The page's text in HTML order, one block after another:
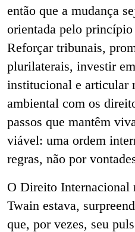
então que a mudança
orientada pelo
Reforçar tribunais,
plurilaterais, investir
institucional e articular
ambiental com os
passos que mantêm
viável: uma ordem
regras, não por
O Direito Internacional
Twain estava,
que, por vezes, seu